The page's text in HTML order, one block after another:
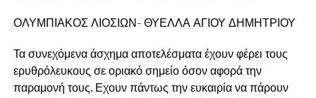
ΟΛΥΜΠΙΑΚΟΣ ΛΙΟΣΙΩΝ- ΘΥΕΛΛΑ ΑΓΙΟΥ ΔΗΜΗΤΡΙΟΥ
Τα συνεχόμενα άσχημα αποτελέσματα έχουν φέρει τους
ερυθρόλευκους σε οριακό σημείο όσον αφορά την
παραμονή τους. Εχουν πάντως την ευκαιρία να πάρουν